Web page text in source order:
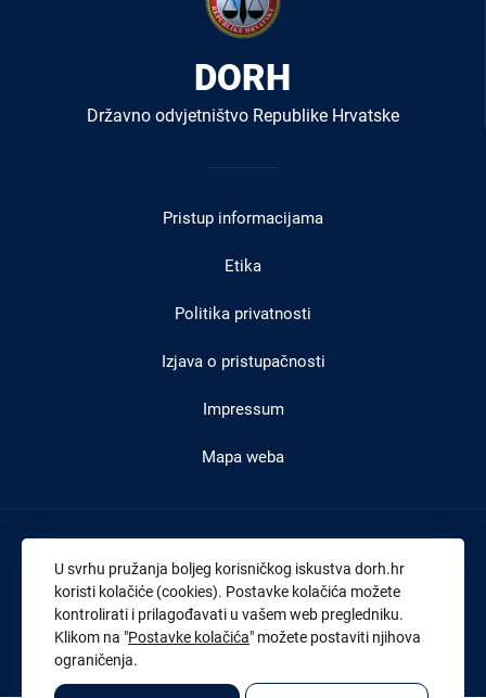
DORH
Državno odvjetništvo Republike Hrvatske
Pristup informacijama
Etika
Politika privatnosti
Izjava o pristupačnosti
Impressum
Mapa weba
Adresa:Branimirova 4 (4. kat) , 10000 Zagreb
Tel:+385 1 4591 888
Faks:+385 1 4591 816
OIB:43539267895
U svrhu pružanja boljeg korisničkog iskustva dorh.hr
koristi kolačiće (cookies). Postavke kolačića možete
kontrolirati i prilagođavati u vašem web pregledniku.
Klikom na "Postavke kolačića" možete postaviti njihova
ograničenja.